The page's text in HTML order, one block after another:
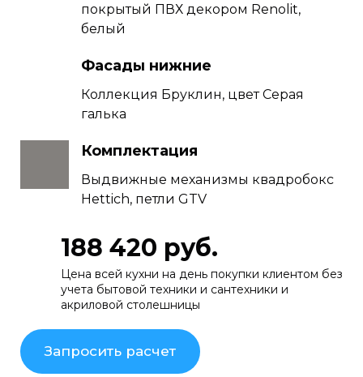
покрытый ПВХ декором Renolit,
белый
Фасады нижние
Коллекция Бруклин, цвет Серая
галька
Комплектация
Выдвижные механизмы квадробокс
Hettich, петли GTV
188 420 руб.
Цена всей кухни на день покупки клиентом без
учета бытовой техники и сантехники и
акриловой столешницы
Запросить расчет